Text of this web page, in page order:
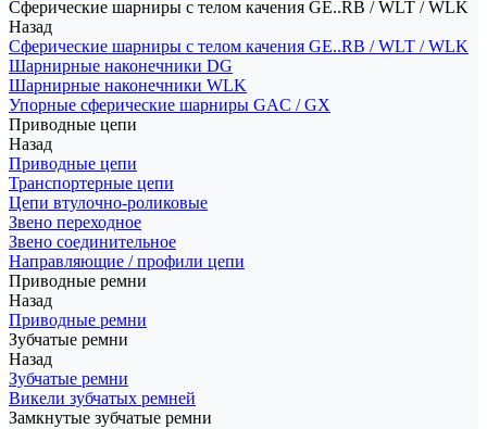
Сферические шарниры с телом качения GE..RB / WLT / WLK
Назад
Сферические шарниры с телом качения GE..RB / WLT / WLK
Шарнирные наконечники DG
Шарнирные наконечники WLK
Упорные сферические шарниры GAC / GX
Приводные цепи
Назад
Приводные цепи
Транспортерные цепи
Цепи втулочно-роликовые
Звено переходное
Звено соединительное
Направляющие / профили цепи
Приводные ремни
Назад
Приводные ремни
Зубчатые ремни
Назад
Зубчатые ремни
Викели зубчатых ремней
Замкнутые зубчатые ремни